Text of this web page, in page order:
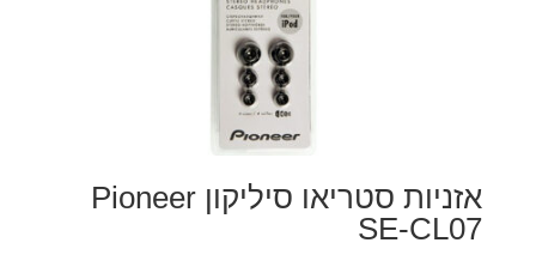
אזניות סטריאו סיליקון Pioneer
SE-CL07